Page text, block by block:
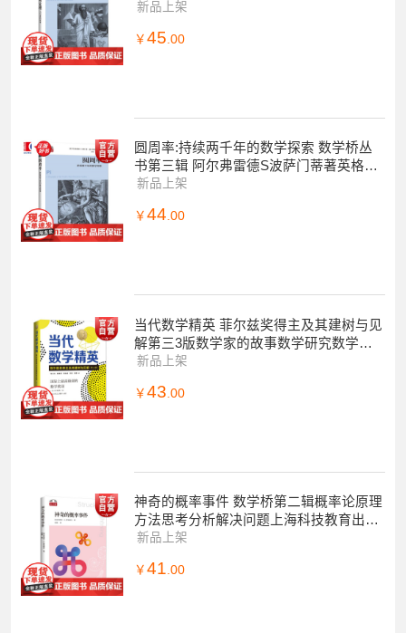
技教育出版社自然科学数学学生读物
新品上架
￥ 45 .00
圆周率:持续两千年的数学探索 数学桥丛
书第三辑 阿尔弗雷德S波萨门蒂著英格玛
莱曼上海科技教育出版社自然科学数学学
新品上架
￥ 44.00
当代数学精英 菲尔兹奖得主及其建树与见
解第三3版数学家的故事数学研究数学教
育上海科技教育出版社数学科普百科正版
新品上架
￥ 43 .00
神奇的概率事件 数学桥第二辑概率论原理
方法思考分析解决问题上海科技教育出版
社学生课外百科数学科普读物
新品上架
￥ 41.00